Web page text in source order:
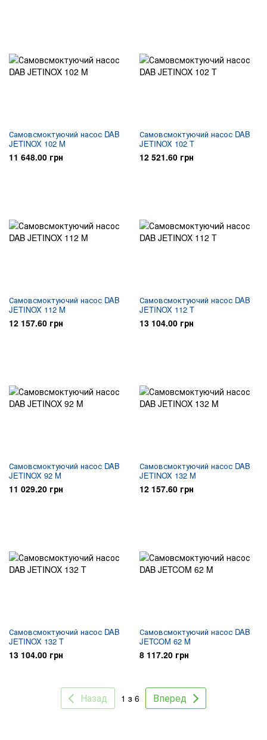
Самовсмоктуючий насос DAB
JETINOX 102 M
11 648.00 грн
Самовсмоктуючий насос DAB
JETINOX 102 T
12 521.60 грн
Самовсмоктуючий насос DAB
JETINOX 112 M
12 157.60 грн
Самовсмоктуючий насос DAB
JETINOX 112 T
13 104.00 грн
Самовсмоктуючий насос DAB
JETINOX 92 M
11 029.20 грн
Самовсмоктуючий насос DAB
JETINOX 132 M
12 157.60 грн
Самовсмоктуючий насос DAB
JETINOX 132 T
13 104.00 грн
Самовсмоктуючий насос DAB
JETCOM 62 M
8 117.20 грн
Назад 1 з 6 Вперед